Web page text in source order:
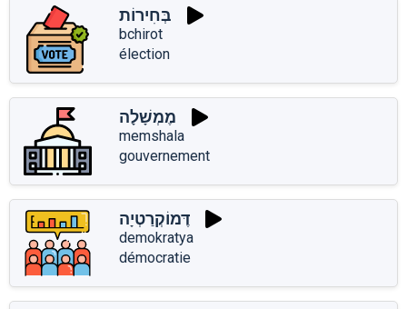
בְּחִירוֹת
bchirot
élection
מֶמְשָׁלָה
memshala
gouvernement
דֶּמוֹקְרַטְיָה
demokratya
démocratie